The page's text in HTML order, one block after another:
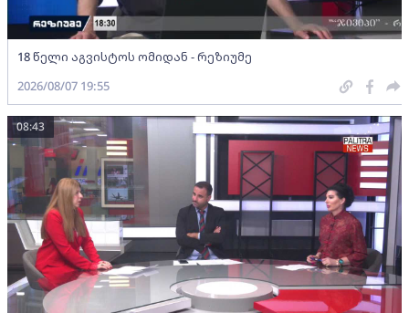
18 წელი აგვისტოს ომიდან - რეზიუმე
2026/08/07 19:55
08:43